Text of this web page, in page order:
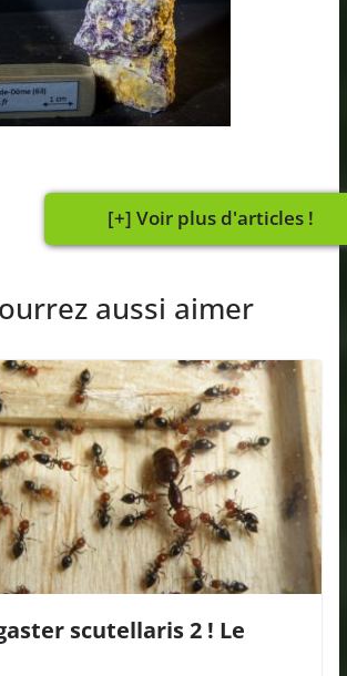
aussi aimer
scutellaris 2 ! Le